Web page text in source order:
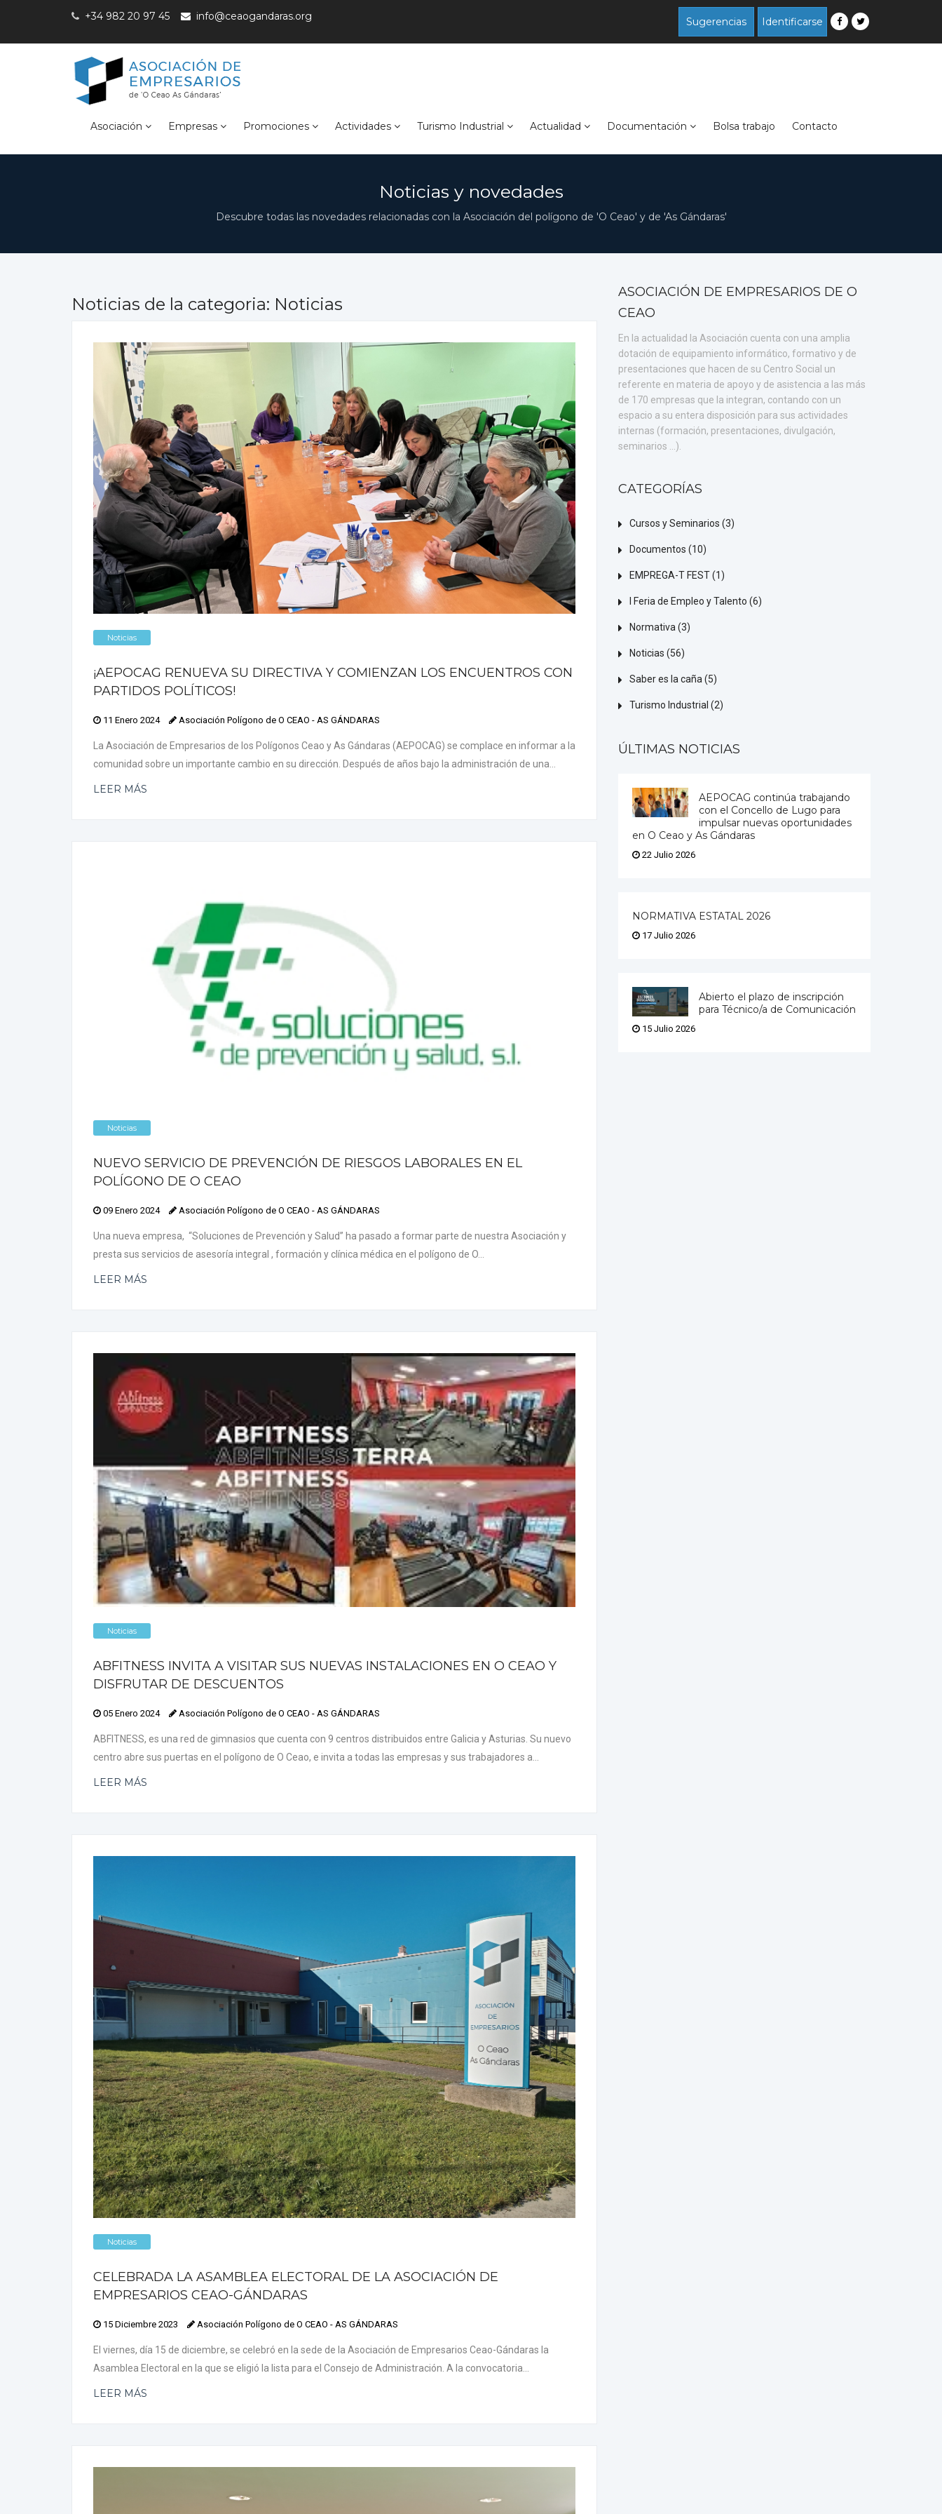
+34 982 20 97 45 info@ceaogandaras.org Sugerencias Identificarse
Asociación Empresas Promociones Actividades Turismo Industrial Actualidad Documentación Bolsa trabajo Contacto
Noticias y novedades
Descubre todas las novedades relacionadas con la Asociación del polígono de 'O Ceao' y de 'As Gándaras'
Noticias de la categoria: Noticias
Noticias
¡AEPOCAG RENUEVA SU DIRECTIVA Y COMIENZAN LOS ENCUENTROS CON
PARTIDOS POLÍTICOS!
11 Enero 2024 Asociación Polígono de O CEAO - AS GÁNDARAS
La Asociación de Empresarios de los Polígonos Ceao y As Gándaras (AEPOCAG) se complace en informar a la
comunidad sobre un importante cambio en su dirección. Después de años bajo la administración de una...
LEER MÁS
Noticias
NUEVO SERVICIO DE PREVENCIÓN DE RIESGOS LABORALES EN EL
POLÍGONO DE O CEAO
09 Enero 2024 Asociación Polígono de O CEAO - AS GÁNDARAS
Una nueva empresa, “Soluciones de Prevención y Salud” ha pasado a formar parte de nuestra Asociación y
presta sus servicios de asesoría integral , formación y clínica médica en el polígono de O...
LEER MÁS
Noticias
ABFITNESS INVITA A VISITAR SUS NUEVAS INSTALACIONES EN O CEAO Y
DISFRUTAR DE DESCUENTOS
05 Enero 2024 Asociación Polígono de O CEAO - AS GÁNDARAS
ABFITNESS, es una red de gimnasios que cuenta con 9 centros distribuidos entre Galicia y Asturias. Su nuevo
centro abre sus puertas en el polígono de O Ceao, e invita a todas las empresas y sus trabajadores a...
LEER MÁS
Noticias
CELEBRADA LA ASAMBLEA ELECTORAL DE LA ASOCIACIÓN DE
EMPRESARIOS CEAO-GÁNDARAS
15 Diciembre 2023 Asociación Polígono de O CEAO - AS GÁNDARAS
El viernes, día 15 de diciembre, se celebró en la sede de la Asociación de Empresarios Ceao-Gándaras la
Asamblea Electoral en la que se eligió la lista para el Consejo de Administración. A la convocatoria...
LEER MÁS
ASOCIACIÓN DE EMPRESARIOS DE O
CEAO
En la actualidad la Asociación cuenta con una amplia
dotación de equipamiento informático, formativo y de
presentaciones que hacen de su Centro Social un
referente en materia de apoyo y de asistencia a las más
de 170 empresas que la integran, contando con un
espacio a su entera disposición para sus actividades
internas (formación, presentaciones, divulgación,
seminarios ...).
CATEGORÍAS
Cursos y Seminarios (3)
Documentos (10)
EMPREGA-T FEST(1)
I Feria de Empleo y Talento (6)
Normativa (3)
Noticias (56)
Saber es la caña (5)
Turismo Industrial (2)
ÚLTIMAS NOTICIAS
AEPOCAG continúa trabajando
con el Concello de Lugo para
impulsar nuevas oportunidades
en O Ceao y As Gándaras
22 Julio 2026
NORMATIVA ESTATAL 2026
17 Julio 2026
Abierto el plazo de inscripción
para Técnico/a de Comunicación
15 Julio 2026